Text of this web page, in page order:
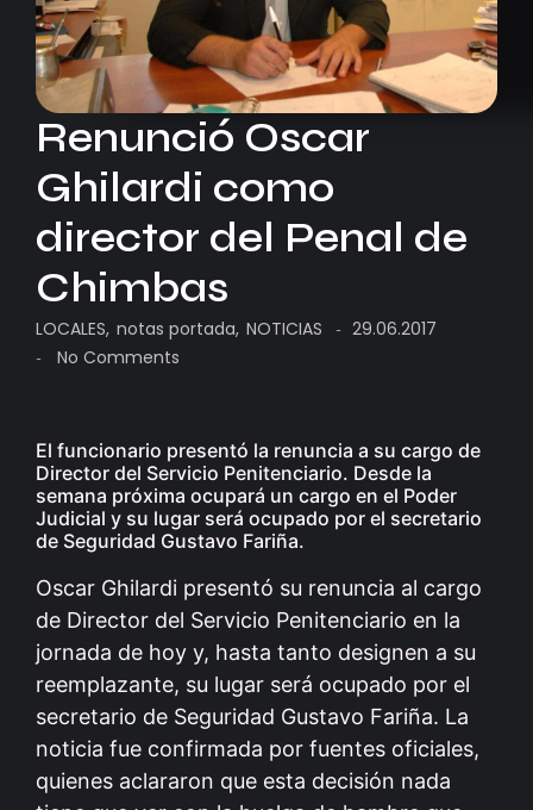
Renunció Oscar
Ghilardi como
director del Penal de
Chimbas
LOCALES, notas portada, NOTICIAS - 29.06.2017
- No Comments
El funcionario presentó la renuncia a su cargo de
Director del Servicio Penitenciario. Desde la
semana próxima ocupará un cargo en el Poder
Judicial y su lugar será ocupado por el secretario
de Seguridad Gustavo Fariña.
Oscar Ghilardi presentó su renuncia al cargo
de Director del Servicio Penitenciario en la
jornada de hoy y, hasta tanto designen a su
reemplazante, su lugar será ocupado por el
secretario de Seguridad Gustavo Fariña. La
noticia fue confirmada por fuentes oficiales,
quienes aclararon que esta decisión nada